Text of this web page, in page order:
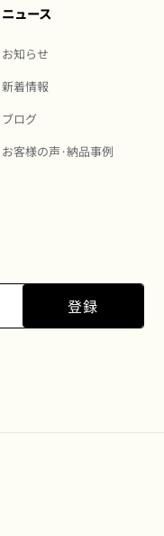
ニュース
お知らせ
新着情報
ブログ
お客様の声·納品事例
登録